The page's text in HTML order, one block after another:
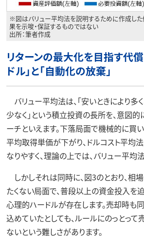
※図はバリュー平均法を説明するために作成した
果を示唆・保証するものではない
出所：筆者作成
リターンの最大化を目指す代償
ドル」と「自動化の放棄」
バリュー平均法は、「安いときにより多
少なく」という積立投資の長所を、意図
ーチといえます。下落局面で機械的に買い
平均取得単価が下がり、ドルコスト平均
なりやすく、理論の上では、バリュー平均
しかしそれは同時に、図3のとおり、相
たくない局面で、普段以上の資金投入を
心理的ハードルが存在します。売却時も
込めていたとしても、ルールにのっとっ
ないという難しさがあります。